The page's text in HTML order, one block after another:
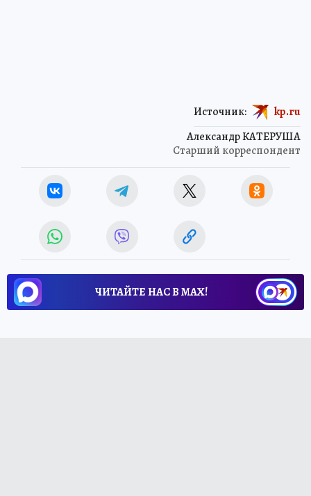
Александр КАТЕРУША
Старший корреспондент
Источник: kp.ru
ЧИТАЙТЕ НАС В МАХ!